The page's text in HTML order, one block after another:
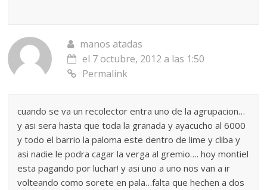
manos atadas
el 7 octubre, 2012 a las 1:50
Permalink
cuando se va un recolector entra uno de la agrupacion…
y asi sera hasta que toda la granada y ayacucho al 6000
y todo el barrio la paloma este dentro de lime y cliba y
asi nadie le podra cagar la verga al gremio…. hoy montiel
esta pagando por luchar! y asi uno a uno nos van a ir
volteando como sorete en pala…falta que hechen a dos